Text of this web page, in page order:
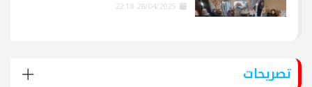
تصريحات